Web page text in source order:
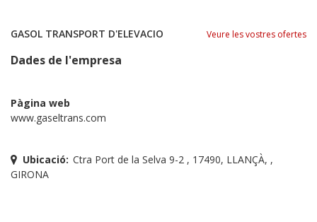
GASOL TRANSPORT D'ELEVACIO Veure les vostres ofertes
Dades de l'empresa
Pàgina web
www.gaseltrans.com
Ubicació: Ctra Port de la Selva 9-2 , 17490, LLANÇÀ, ,
GIRONA